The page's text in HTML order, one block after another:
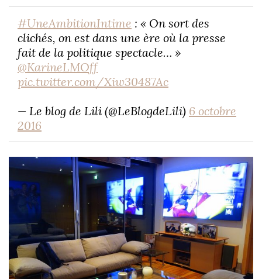
#UneAmbitionIntime : « On sort des
clichés, on est dans une ère où la presse
fait de la politique spectacle… »
@KarineLMOff
pic.twitter.com/Xiw30487Ac
— Le blog de Lili (@LeBlogdeLili) 6 octobre
2016